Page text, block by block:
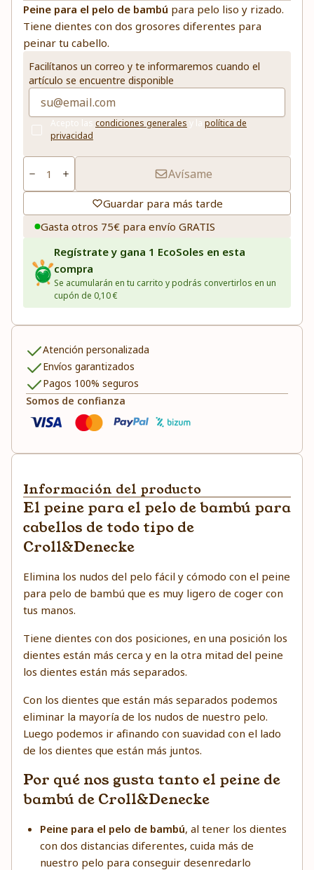
Peine para el pelo de bambú para pelo liso y rizado.
Tiene dientes con dos grosores diferentes para
peinar tu cabello.
Facilítanos un correo y te informaremos cuando el
artículo se encuentre disponible
Acepto las condiciones generales y la política de
privacidad
Avísame
Guardar para más tarde
Gasta otros 75€ para envío GRATIS
Regístrate y gana 1 EcoSoles en esta
compra
Se acumularán en tu carrito y podrás convertirlos en un
cupón de 0,10 €
Atención personalizada
Envíos garantizados
Pagos 100% seguros
Somos de confianza
Información del producto
El peine para el pelo de bambú para
cabellos de todo tipo de
Croll&Denecke
Elimina los nudos del pelo fácil y cómodo con el peine
para pelo de bambú que es muy ligero de coger con
tus manos.
Tiene dientes con dos posiciones, en una posición los
dientes están más cerca y en la otra mitad del peine
los dientes están más separados.
Con los dientes que están más separados podemos
eliminar la mayoría de los nudos de nuestro pelo.
Luego podemos ir afinando con suavidad con el lado
de los dientes que están más juntos.
Por qué nos gusta tanto el peine de
bambú de Croll&Denecke
Peine para el pelo de bambú, al tener los dientes
con dos distancias diferentes, cuida más de
nuestro pelo para conseguir desenredarlo